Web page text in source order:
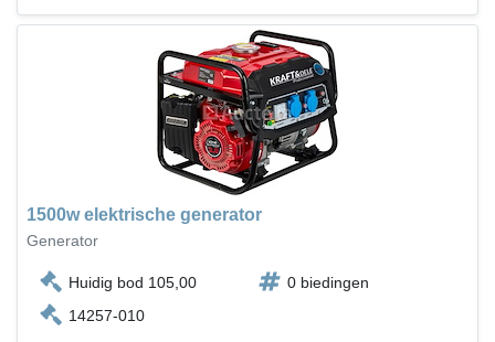
1500w elektrische generator
Generator
Huidig bod 105,00
0 biedingen
14257-010